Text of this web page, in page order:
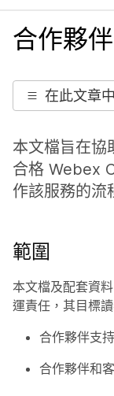
合作夥
在此文章中
本文檔旨在協
合格 Webex
作該服務的流
範圍
本文檔及配套資
運責任，其目標讀
合作夥伴支持
合作夥伴和